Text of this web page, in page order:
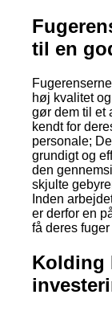
til en
høj kvalitet
gør dem til et
kendt for
personale;
grundigt og
den
skjulte
Inden
er derfor en
få deres
Kolding